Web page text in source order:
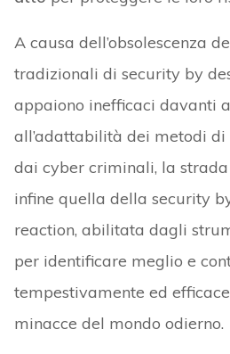
A causa dell’obsolescenza
tradizionali di security by
appaiono inefficaci davanti
all’adattabilità dei metodi
dai cyber criminali, la
infine quella della security
reaction, abilitata dagli
per identificare meglio e
tempestivamente ed
minacce del mondo odierno.